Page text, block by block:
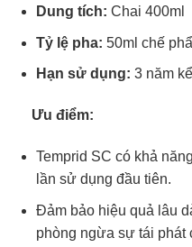
Dung tích: Chai 400ml
Tỷ lệ pha: 50ml chế
Hạn sử dụng: 3 năm
Ưu điểm:
Temprid SC có khả
lần sử dụng đầu tiên.
Đảm bảo hiệu quả lâu
phòng ngừa sự tái phát